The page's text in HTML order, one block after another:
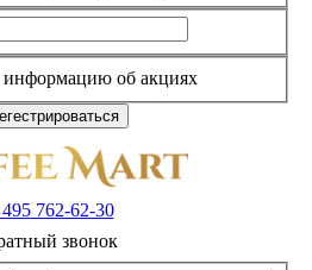
информацию об акциях
762-62-30
звонок